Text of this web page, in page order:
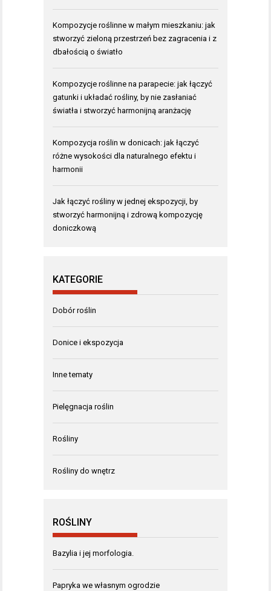
Kompozycje roślinne w małym mieszkaniu: jak
stworzyć zieloną przestrzeń bez zagracenia i z
dbałością o światło
Kompozycje roślinne na parapecie: jak łączyć
gatunki i układać rośliny, by nie zasłaniać
światła i stworzyć harmonijną aranżację
Kompozycja roślin w donicach: jak łączyć
różne wysokości dla naturalnego efektu i
harmonii
Jak łączyć rośliny w jednej ekspozycji, by
stworzyć harmonijną i zdrową kompozycję
doniczkową
KATEGORIE
Dobór roślin
Donice i ekspozycja
Inne tematy
Pielęgnacja roślin
Rośliny
Rośliny do wnętrz
ROŚLINY
Bazylia i jej morfologia.
Papryka we własnym ogrodzie